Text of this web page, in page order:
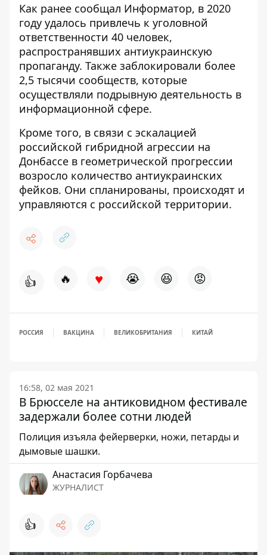
Как ранее сообщал Информатор, в 2020
году удалось привлечь к уголовной
ответственности 40 человек,
распространявших антиукраинскую
пропаганду. Также заблокировали более
2,5 тысячи сообществ, которые
осуществляли подрывную деятельность в
информационной сфере.
Кроме того, в связи с эскалацией
российской гибридной агрессии на
Донбассе в геометрической прогрессии
возросло количество антиукраинских
фейков. Они спланированы, происходят и
управляются с российской территории.
👍 🔥 ♥ 😭 😆 😡
РОССИЯ ВАКЦИНА ВЕЛИКОБРИТАНИЯ КИТАЙ
16:58, 02 мая 2021
В Брюсселе на антиковидном фестивале
задержали более сотни людей
Полиция изъяла фейерверки, ножи, петарды и
дымовые шашки.
Анастасия Горбачева
ЖУРНАЛИСТ
👍